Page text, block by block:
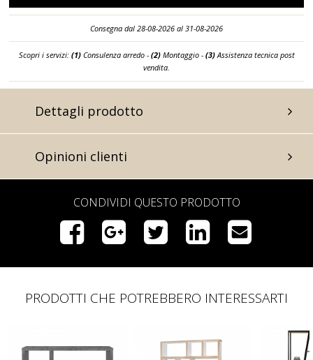
Consegna dal 28-08-2026 al 31-08-2026
Scopri i servizi: (1)Consulenza arredo - (2)Montaggio - (3)Assistenza tecnica post
vendita.
Dettagli prodotto
Opinioni clienti
CONDIVIDI QUESTO PRODOTTO
PRODOTTI CHE POTREBBERO INTERESSARTI